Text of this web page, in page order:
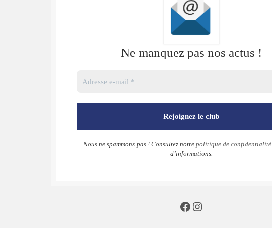
Ne manquez pas nos actus !
Nous ne spammons pas ! Consultez notre politique de confidentialité
d’informations.
Facebook
Instagram